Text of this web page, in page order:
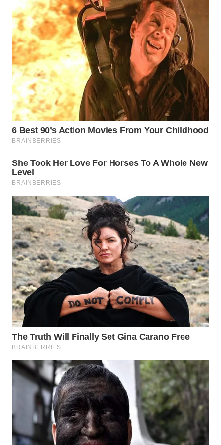
WN
LABUHANBATU
WN
TAPANULI
TENGAH
WN DELI
SERDANG
WN
TINGGI
WN
PAKPAK
WN
KARAWANG
WN
BEKASI
WN
BOGOR
WN
DEPOK
WN
TAPANULI
UTARA
WN
SAMOSIR